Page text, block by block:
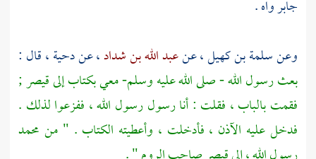
جابرواه .
وعنسلمة بن كهيل، عنعبد الله بن شداد، عندحية، قال :
بعث رسول الله - صلى الله عليه وسلم- معي بكتاب إلى قيصر ;
فقمت بالباب ، فقلت : أنا رسول رسول الله ، ففزعوا لذلك .
فدخل عليه الآذن ، فأدخلت ، وأعطيته الكتاب . " من محمد